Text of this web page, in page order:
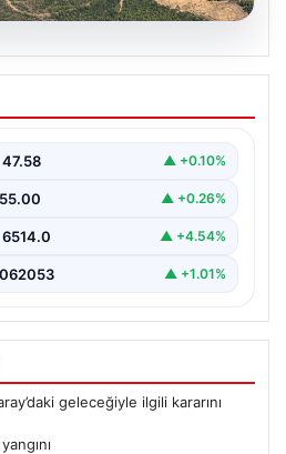
orman yangını
Orman Yangını Kontrol
47.58 ▲ +0.10%
55.00 ▲ +0.26%
6514.0 ▲ +4.54%
▲ +1.01%
geleceğiyle ilgili kararını